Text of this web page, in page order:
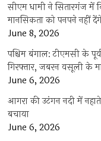
सीएम धामी ने सितारगंज में
मानसिकता को पनपने नहीं
June 8, 2026
पश्चिम बंगाल: टीएमसी के
गिरफ्तार, जबरन वसूली के
June 6, 2026
आगरा की उटंगन नदी में
बचाया
June 6, 2026